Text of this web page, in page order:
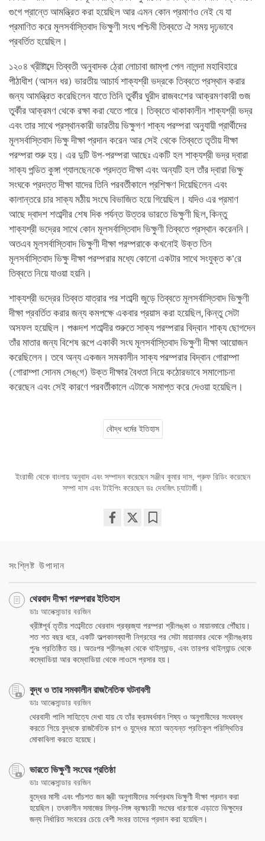
গুগে প্রান্তে আমন্ত্রিত করা হয়েছিল আর এমন কোন প্রমাণও নেই যে যা
প্রমাণিত করে মূলসর্বাস্তিবাদ ভিক্ষুণী সংঘ পশ্চিমী তিব্বতে ঐ সময় দৃঢ়ভাবে
প্রবর্তিত হয়েছিল।
১২০৪ খ্রীষ্টাব্দে তিব্বতী অনুবাদক ঠ্রো লোচাবা জাম্‌পা পেল নালন্দা মহাবিহারে
পীঠাধীশ (আসন ধর) ভারতীয় আচার্য শাক্যশ্রী ভদ্রকে তিব্বতে প্রস্থান করার
জন্য আমন্ত্রিত করেছিলেন যাতে তিনি তুর্কীর ঘুরীদ রাজবংশের আক্রমণকারী গুজ
তুর্কীর আক্রমণ থেকে রক্ষা করা যেতে পারে। তিব্বতে থাকাকালীন শাক্যশ্রী ভদ্র
এবং তার সাথে প্রস্থানকারী ভারতীয় ভিক্ষুগণ শাক্য পরম্পরা অনুযায়ী প্রার্থীদের
মূলসর্বাস্তিবাদ ভিক্ষু দীক্ষা প্রদান করেন আর সেই থেকে তিব্বতে তৃতীয় দীক্ষা
পরম্পরা শুরু হয়। এর দুটি উপ-পরম্পরা আছেঃ একটি হল শাক্যশ্রী ভদ্র দ্বারা
সাক্য পন্ডিত কুঙ্গা গ্যালছেনকে প্রদত্ত দীক্ষা এবং অন্যটি হল তাঁর দ্বারা ভিক্ষু
সংঘকে প্রদত্ত দীক্ষা যাদের তিনি পরবর্তীকালে প্রশিক্ষণ দিয়েছিলেন এবং
কালান্তরে চার সাক্য মঠীয় সংঘে বিভাজিত হয়ে গিয়েছিল। যদিও এর প্রমাণ
আছে দ্বাদশ শতাব্দীর শেষ দিক পর্যন্ত উত্তর ভারতে ভিক্ষুণী ছিল, কিন্তু
শাক্যশ্রী ভদ্রের সাথে কোন মূলসর্বাস্তিবাদ ভিক্ষুণী তিব্বতে প্রস্থান করেননি।
অতএব মূলসর্বাস্তিবাদ ভিক্ষুণী দীক্ষা পরম্পরাকে কখনোই উক্ত তিন
মূলসর্বাস্তিবাদ ভিক্ষু দীক্ষা পরম্পরার মধ্যে কোনো একটার সাথে সংযুক্ত ক’রে
তিব্বতে নিয়ে যাওয়া হয়নি।
শাক্যশ্রী ভদ্রের তিব্বত যাত্রার পর শতাব্দী জুড়ে তিব্বতে মূলসর্বাস্তিবাদ ভিক্ষুণী
দীক্ষা প্রবর্তিত করার জন্য কমপক্ষে একবার প্রয়াস করা হয়েছিল, কিন্তু সেটা
অসফল হয়েছিল। পঞ্চদশ শতাব্দীর শুরুতে সাক্য পরম্পরার বিদ্বান শাক্য ছোগদেন
তাঁর মাতার জন্য বিশেষ রূপে একাকী সংঘ মূলসর্বাস্তিবাদ ভিক্ষুণী দীক্ষা আয়োজন
করেছিলেন। তবে অন্য একজন সমকালীন সাক্য পরম্পরার বিদ্বান গোরাম্পা
(গোরাম্পা সোনম সেঙ্‌গে) উক্ত দীক্ষার বৈধতা নিয়ে কঠোরভাবে সমালোচনা
করেছেন এবং সেই কারণে পরবর্তীকালে এটাকে সমাপ্ত করে দেওয়া হয়েছিল।
বৌদ্ধ ধর্মের ইতিহাস
ইংরাজী থেকে বাংলায় অনুবাদ এবং সম্পাদন করেছেন সঞ্জীব কুমার দাস, প্রুফ রিডিং করেছেন
সম্পা দাস এবং টাইপিং করেছেন ডঃ দেবজিৎ চ্যাটার্জী।
সংশ্লিষ্ট উপাদান
থেরবাদ দীক্ষা পরম্পরার ইতিহাস
ডাঃ আলেক্সান্ডার বরজিন
খ্রীষ্টপূর্ব তৃতীয় শতাব্দীতে থেরবাদ প্রব্রজ্যা পরম্পরা শ্রীলঙ্কা ও মায়ানমারে পৌঁছায়।
শত শত বছর ধরে, একটি অল্পকালব্যাপী নিগ্রহের পর সেটা মায়ানমার থেকে শ্রীলঙ্কায়
পুনঃ প্রতিষ্ঠিত হয়। অতঃপর শ্রীলঙ্কা থেকে থাইল্যান্ড, এবং তারপর থাইল্যান্ড থেকে
কম্বোডিয়া আর কম্বোডিয়া থেকে লাওসে প্রসার হয়।
বুদ্ধ ও তার সমকালীন রাজনৈতিক ঘটনাবলী
ডাঃ আলেক্সান্ডার বরজিন
থেরবাদী পালি সাহিত্যে দেখা যায় যে তাঁর ক্রমবর্ধমান শিষ্য ও অনুগামীদের সংঘবদ্ধ
করতে গিয়ে বুদ্ধকে রাজনৈতিক চাপ ও যুদ্ধের মতো অত্যন্ত প্রতিকূল পরিস্থিতির
মোকাবিলা করতে হয়েছে।
ভারতে ভিক্ষুণী সংঘের প্রতিষ্ঠা
ডাঃ আলেক্সান্ডার বরজিন
বুদ্ধের মাসী এবং পাঁচশত জন স্ত্রী অনুগামীদের সর্বপ্রথম ভিক্ষুণী দীক্ষা প্রদান করা
হয়েছিল। তৎকালীন সমাজের মিশ্র-লিঙ্গ ব্রহ্মচারী সংঘের ধারণাকে এড়াতে ভিক্ষুদের
জন্য নির্ধারিত সংবরের চেয়ে বেশী সংবর তাদের প্রদান করা হয়েছিল।